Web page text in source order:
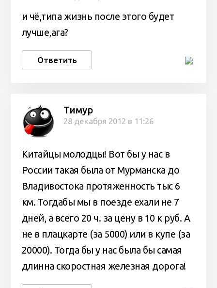
и чё,типа жизнь после этого будет
лучше,ага?
Ответить
Тимур
28 декабря 2012 в 11:26
Китайцы молодцы! Вот бы у нас в
России такая была от Мурманска до
Владивостока протяженность тыс 6
км. Тогдабы мы в поезде ехали не 7
дней, а всего 20 ч. за цену в 10 к руб. А
не в плацкарте (за 5000) или в купе (за
20000). Тогда бы у нас была бы самая
длинна скоростная железная дорога!